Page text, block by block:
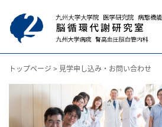
トップページ > 見学申し込み・お問い合わせ